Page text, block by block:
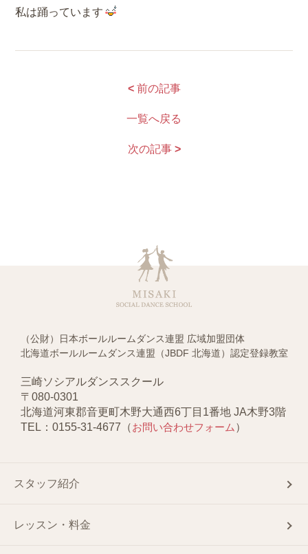
私は踊っています
< 前の記事
一覧へ戻る
次の記事>
（公財）日本ボールルームダンス連盟 広域加盟団体
北海道ボールルームダンス連盟（JBDF 北海道）認定登録教室
三崎ソシアルダンススクール
〒080-0301
北海道河東郡音更町木野大通西6丁目1番地 JA木野3階
TEL：0155-31-4677（お問い合わせフォーム ）
スタッフ紹介
レッスン・料金